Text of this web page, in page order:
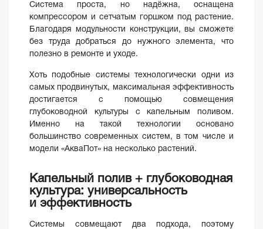
Система проста, но надёжна, оснащена
компрессором и сетчатым горшком под растение.
Благодаря модульности конструкции, вы сможете
без труда добраться до нужного элемента, что
полезно в ремонте и уходе.
Хоть подобные системы технологически одни из
самых продвинутых, максимальная эффективность
достигается с помощью совмещения
глубоководной культуры с капельным поливом.
Именно на такой технологии основано
большинство современных систем, в том числе и
модели «АкваПот» на несколько растений.
Капельный полив + глубоководная
культура: универсальность
и эффективность
Системы совмещают два подхода, поэтому